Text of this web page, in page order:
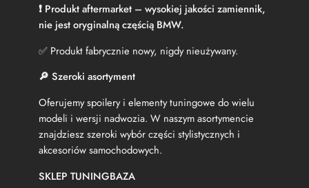
ł
y
k
p
j
l
e
r
❗ Produkt aftermarket – wysokiej jakości zamiennik,
nie jest oryginalną częścią BMW.
✅ Produkt fabrycznie nowy, nigdy nieużywany.
🔎 Szeroki asortyment
Oferujemy spoilery i elementy tuningowe do wielu
modeli i wersji nadwozia. W naszym asortymencie
znajdziesz szeroki wybór części stylistycznych i
akcesoriów samochodowych.
SKLEP TUNINGBAZA